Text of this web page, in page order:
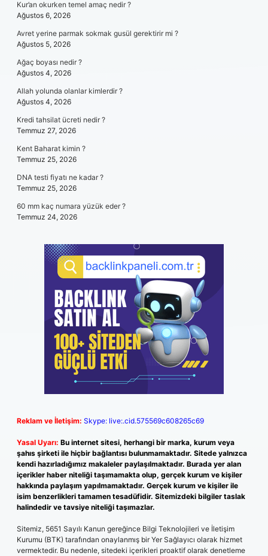
Kur’an okurken temel amaç nedir ?
Ağustos 6, 2026
Avret yerine parmak sokmak gusül gerektirir mi ?
Ağustos 5, 2026
Ağaç boyası nedir ?
Ağustos 4, 2026
Allah yolunda olanlar kimlerdir ?
Ağustos 4, 2026
Kredi tahsilat ücreti nedir ?
Temmuz 27, 2026
Kent Baharat kimin ?
Temmuz 25, 2026
DNA testi fiyatı ne kadar ?
Temmuz 25, 2026
60 mm kaç numara yüzük eder ?
Temmuz 24, 2026
Reklam ve İletişim: Skype: live:.cid.575569c608265c69
Yasal Uyarı: Bu internet sitesi, herhangi bir marka, kurum veya
şahıs şirketi ile hiçbir bağlantısı bulunmamaktadır. Sitede yalnızca
kendi hazırladığımız makaleler paylaşılmaktadır. Burada yer alan
içerikler haber niteliği taşımamakta olup, gerçek kurum ve kişiler
hakkında paylaşım yapılmamaktadır. Gerçek kurum ve kişiler ile
isim benzerlikleri tamamen tesadüfidir. Sitemizdeki bilgiler taslak
halindedir ve tavsiye niteliği taşımazlar.
Sitemiz, 5651 Sayılı Kanun gereğince Bilgi Teknolojileri ve İletişim
Kurumu (BTK) tarafından onaylanmış bir Yer Sağlayıcı olarak hizmet
vermektedir. Bu nedenle, sitedeki içerikleri proaktif olarak denetleme